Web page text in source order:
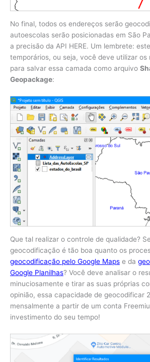
No final, todos os endereços serão
autoescolas serão posicionadas em São
a precisão da API HERE. Um lembrete:
temporários, ou seja, você deve utilizar os
para salvar essa camada como arquivo
Geopackage:
Que tal realizar o controle de qualidade?
geocodificação é tão boa quanto os
geocodificação pelo Google Maps e da
Google Planilhas? Você deve analisar o
minuciosamente e tirar as suas próprias
opinião, essa capacidade de geocodificar
mensalmente a partir de um conta
investimento do seu tempo!